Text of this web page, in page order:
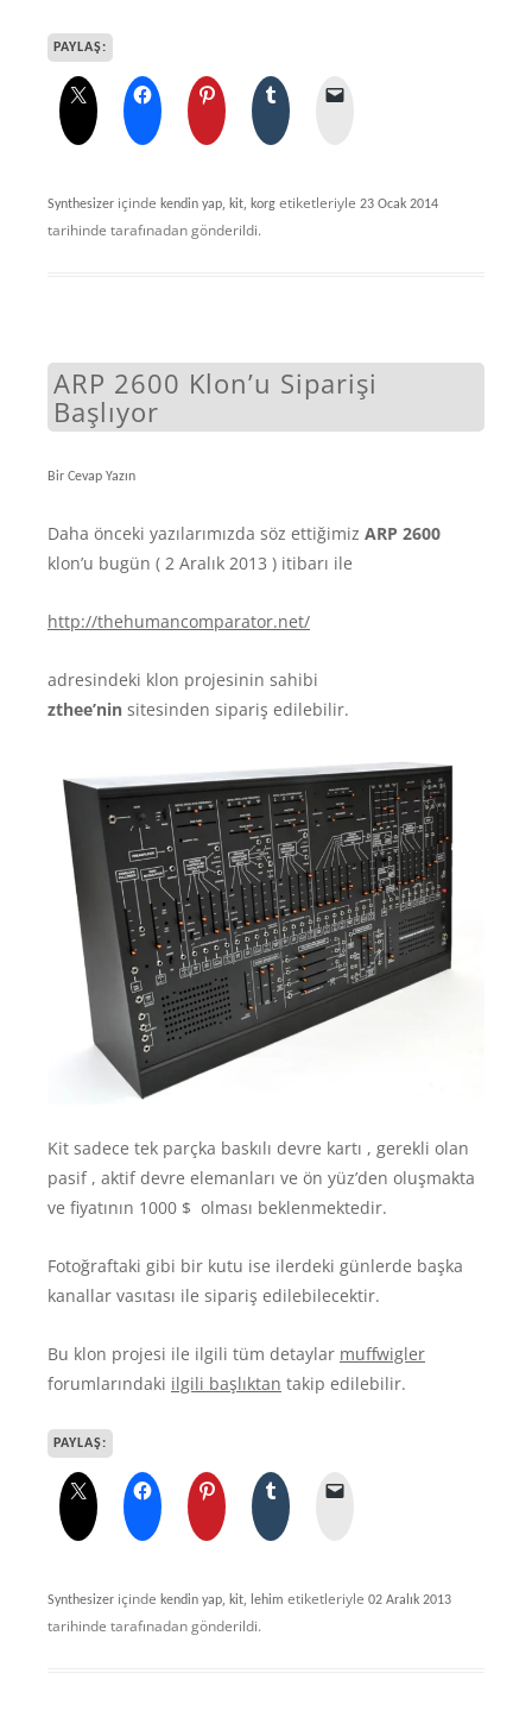
PAYLAŞ:
Synthesizer içinde kendin yap, kit, korg etiketleriyle 23 Ocak 2014
tarihinde tarafınadan gönderildi.
ARP 2600 Klon’u Siparişi
Başlıyor
Bir Cevap Yazın
Daha önceki yazılarımızda söz ettiğimiz ARP 2600
klon’u bugün ( 2 Aralık 2013 ) itibarı ile
http://thehumancomparator.net/
adresindeki klon projesinin sahibi
zthee’nin sitesinden sipariş edilebilir.
Kit sadece tek parçka baskılı devre kartı , gerekli olan
pasif , aktif devre elemanları ve ön yüz’den oluşmakta
ve fiyatının 1000 $ olması beklenmektedir.
Fotoğraftaki gibi bir kutu ise ilerdeki günlerde başka
kanallar vasıtası ile sipariş edilebilecektir.
Bu klon projesi ile ilgili tüm detaylar muffwigler
forumlarındaki ilgili başlıktan takip edilebilir.
PAYLAŞ:
Synthesizer içinde kendin yap, kit, lehim etiketleriyle 02 Aralık 2013
tarihinde tarafınadan gönderildi.